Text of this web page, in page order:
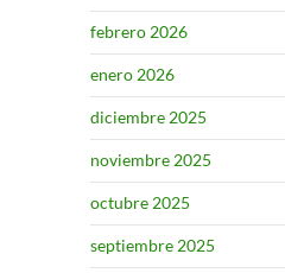
febrero 2026
enero 2026
diciembre 2025
noviembre 2025
octubre 2025
septiembre 2025